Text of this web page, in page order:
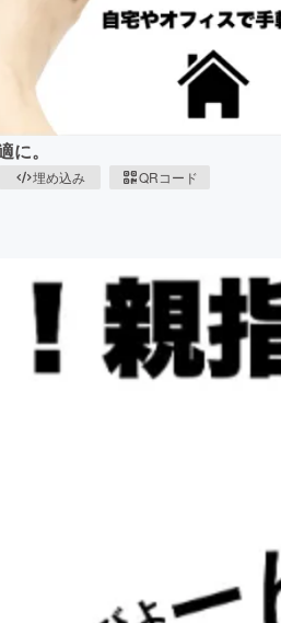
CAMPFIREふるさと納税machi-
。
埋め込み QRコード